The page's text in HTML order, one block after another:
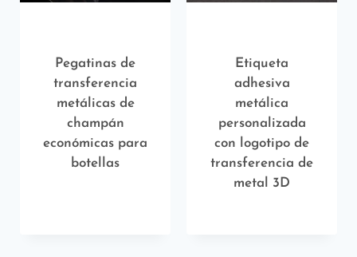
Pegatinas de
transferencia
metálicas de
champán
económicas para
botellas
Etiqueta
adhesiva
metálica
personalizada
con logotipo de
transferencia de
metal 3D